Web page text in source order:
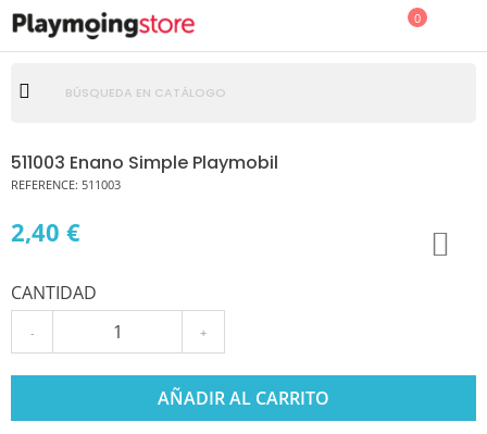
0
511003 Enano Simple Playmobil
REFERENCE: 511003
2,40 €
CANTIDAD
- +
AÑADIR AL CARRITO